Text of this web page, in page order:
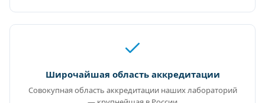
Широчайшая область аккредитации
Совокупная область аккредитации наших лабораторий